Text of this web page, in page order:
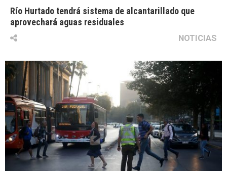
Río Hurtado tendrá sistema de alcantarillado que
aprovechará aguas residuales
NOTICIAS